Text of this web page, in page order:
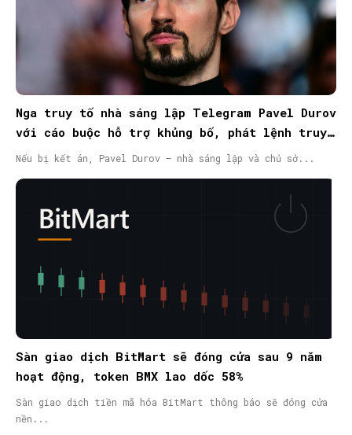
Nga truy tố nhà sáng lập Telegram Pavel Durov
với cáo buộc hỗ trợ khủng bố, phát lệnh truy
nã quốc tế
Nếu bị kết án, Pavel Durov – nhà sáng lập và chủ sở...
Sàn giao dịch BitMart sẽ đóng cửa sau 9 năm
hoạt động, token BMX lao dốc 58%
Sàn giao dịch tiền mã hóa BitMart thông báo sẽ đóng cửa
nền...